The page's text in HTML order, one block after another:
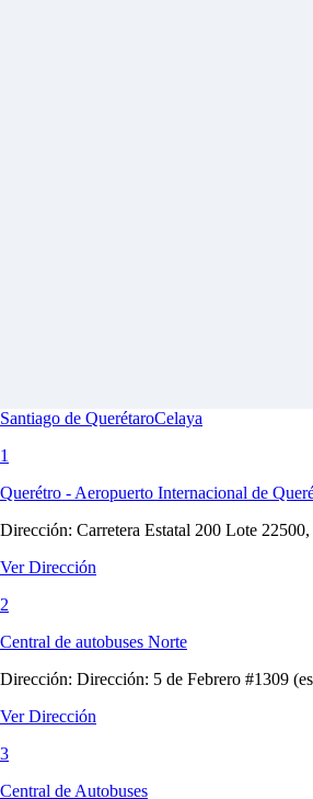
Santiago de QuerétaroCelaya
1
Querétro - Aeropuerto Internacional de
Dirección: Carretera Estatal 200 Lote
Ver Dirección
2
Central de autobuses Norte
Dirección: Dirección: 5 de Febrero #1309
Ver Dirección
3
Central de Autobuses